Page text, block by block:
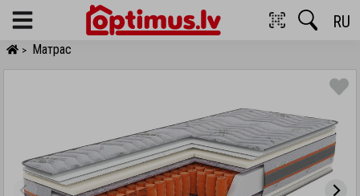
Menu RU
> Матрас